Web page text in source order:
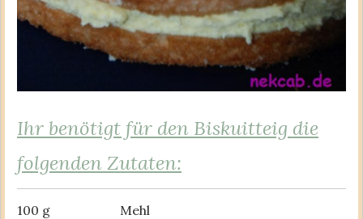
Ihr benötigt für den Biskuitteig die
folgenden Zutaten:
100 g Mehl